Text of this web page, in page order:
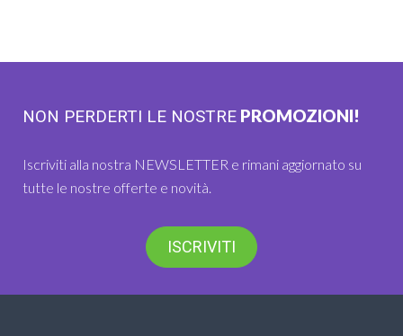
NON PERDERTI LE NOSTRE PROMOZIONI!
Iscriviti alla nostra NEWSLETTER e rimani aggiornato su
tutte le nostre offerte e novità.
ISCRIVITI